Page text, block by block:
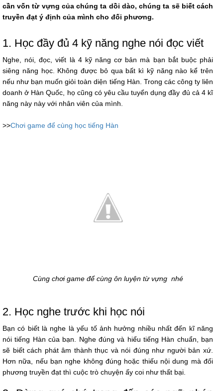
cần vốn từ vựng của chúng ta dồi dào, chúng ta sẽ biết cách
truyền đạt ý định của mình cho đối phương.
1. Học đầy đủ 4 kỹ năng nghe nói đọc viết
Nghe, nói, đọc, viết là 4 kỹ năng cơ bản mà bạn bắt buộc phải
siêng năng học. Không được bỏ qua bất kì kỹ năng nào kể trên
nếu như bạn muốn giỏi toàn diện tiếng Hàn. Trong các công ty liên
doanh ở Hàn Quốc, họ cũng có yêu cầu tuyển dụng đầy đủ cả 4 kĩ
năng này này với nhân viên của mình.
>>Chơi game để cùng học tiếng Hàn
Cùng chơi game để cùng ôn luyện từ vựng nhé
2. Học nghe trước khi học nói
Bạn có biết là nghe là yếu tố ảnh hưởng nhiều nhất đến kĩ năng
nói tiếng Hàn của bạn. Nghe đúng và hiểu tiếng Hàn chuẩn, bạn
sẽ biết cách phát âm thành thục và nói đúng như người bản xứ.
Hơn nữa, nếu bạn nghe không đúng hoặc thiếu nội dung mà đối
phương truyền đạt thì cuộc trò chuyện ấy coi như thất bại.